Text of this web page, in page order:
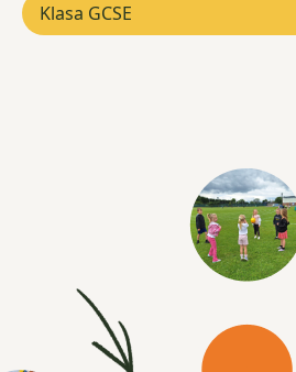
Klasa GCSE